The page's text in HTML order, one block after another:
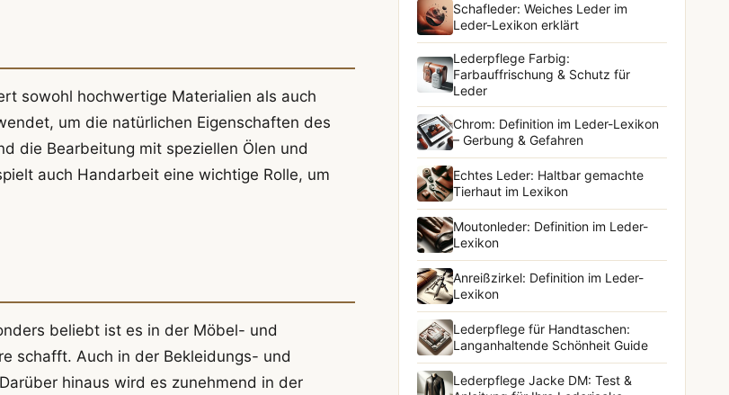
sowohl hochwertige Materialien als auch
um die natürlichen Eigenschaften des
die Bearbeitung mit speziellen Ölen und
auch Handarbeit eine wichtige Rolle, um
beliebt ist es in der Möbel- und
schafft. Auch in der Bekleidungs- und
hinaus wird es zunehmend in der
Schafleder: Weiches Leder im
Leder-Lexikon erklärt
Lederpflege Farbig:
Farbauffrischung & Schutz für
Leder
Chrom: Definition im Leder-Lexikon
– Gerbung & Gefahren
Echtes Leder: Haltbar gemachte
Tierhaut im Lexikon
Moutonleder: Definition im Leder-
Lexikon
Anreißzirkel: Definition im Leder-
Lexikon
Lederpflege für Handtaschen:
Langanhaltende Schönheit Guide
Lederpflege Jacke DM: Test &